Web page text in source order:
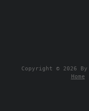
Copyright © 2026 By
Home